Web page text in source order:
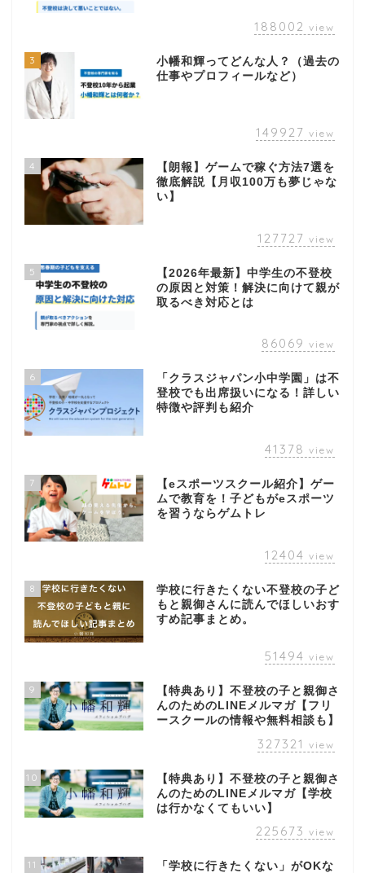
188002 view
3
小幡和輝ってどんな人？（過去の
仕事やプロフィールなど）
149927 view
4
【朗報】ゲームで稼ぐ方法7選を
徹底解説【月収100万も夢じゃな
い】
127727 view
5
【2026年最新】中学生の不登校
の原因と対策！解決に向けて親が
取るべき対応とは
86069 view
6
「クラスジャパン小中学園」は不
登校でも出席扱いになる！詳しい
特徴や評判も紹介
41378 view
7
【eスポーツスクール紹介】ゲー
ムで教育を！子どもがeスポーツ
を習うならゲムトレ
12404 view
8
学校に行きたくない不登校の子ど
もと親御さんに読んでほしいおす
すめ記事まとめ。
51494 view
9
【特典あり】不登校の子と親御さ
んのためのLINEメルマガ【フリ
ースクールの情報や無料相談も】
327321 view
10
【特典あり】不登校の子と親御さ
んのためのLINEメルマガ【学校
は行かなくてもいい】
225673 view
11
「学校に行きたくない」がOKな